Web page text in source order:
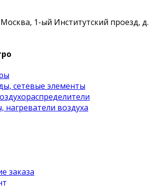
Москва, 1-ый Институтский проезд, д.
сетевые элементы
нагреватели воздуха
заказа